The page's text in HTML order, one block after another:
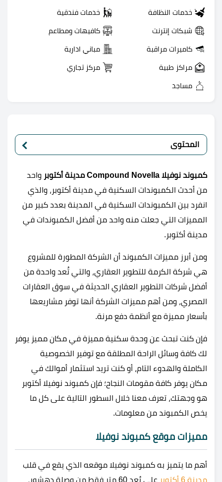
خدمات النظافة خدمات فندقية
شبكات إنترنت كافيهات ومطاعم
كاميرات مراقبة مباني ادارية
مراكز طبية مركز تجاري
مساجد
المحتوى
كمبوند نوفيلا Compound Novella مدينة أكتوبر
واحد
من أحدث الكمبوندات السكنية في مدينة أكتوبر، والذي
انفرد بين الكمبوندات السكنية في المدينة بعدد كبير من
المميزات التي جعلت منه واحد من أفضل الكمبوندات في
مدينة أكتوبر.
ومن أبرز مميزات الكمبوند أن الشركة المطورة للمشروع
هي شركة الكرمة للتطوير العقاري، والتي تُعد واحدة من
أفضل شركات التطوير العقاري الحديثة في سوق العقارات
المصري، ومن أهم مميزات الشركة أنها توفر مشاريعها
بأسعار مميزة مع أنظمة دفع مرنة.
فإن كنت تبحث عن وحدة سكنية مميزة في مكان مميز يوفر
لك كافة وسائل الراحة المطلقة مع توفير الخصوصية
الكاملة والهدوء التام، أو كنت تريد استثمار أموالك في
مكان يوفر كافة مقومات النجاح؛ فإن كمبوند نوفيلا أكتوبر
هو وجهتك، تعرف معنا خلال السطور التالية على كل ما
يخص الكمبوند من معلومات.
مميزات موقع كمبوند نوفيلا
أهم ما يتميز به كمبوند نوفيلا موقعه الذي يقع في قلب
مدينة 6 أكتوبر
على بُعد 60 متر فقط من وصلة دهشور،